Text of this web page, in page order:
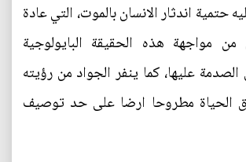
حتمية اندثار الانسان بالموت، التي عادة
مواجهة هذه الحقيقة البايولوجية
عليها، كما ينفر الجواد من رؤيته
الحياة مطروحا ارضا على حد توصيف